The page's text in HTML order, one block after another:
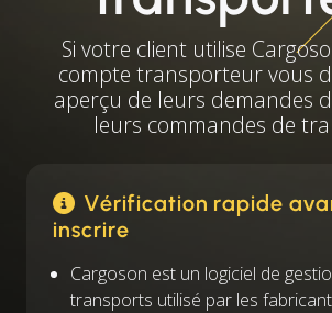
Si votre client utilise
compte transporteur vous
aperçu de leurs demandes
leurs commandes de
Vérification rapide
inscrire
Cargoson est un logiciel de
transports utilisé par les